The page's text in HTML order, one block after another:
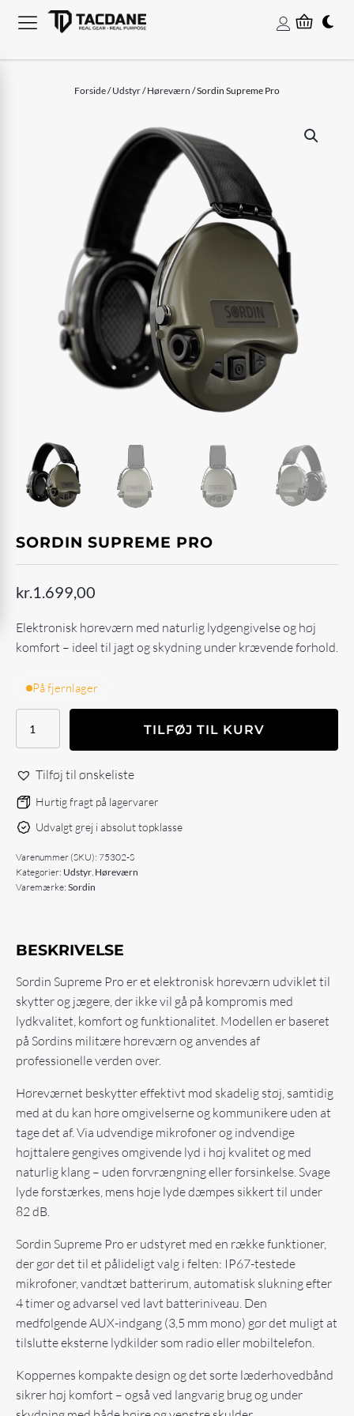
Forside/Udstyr/Høreværn / Sordin Supreme Pro
SORDIN SUPREME PRO
kr. 1.699,00
Elektronisk høreværn med naturlig lydgengivelse og høj
komfort – ideel til jagt og skydning under krævende forhold.
På fjernlager
Sordin
antal
TILFØJ TIL KURV
Tilføj til ønskeliste
Hurtig fragt på lagervarer
Udvalgt grej i absolut topklasse
Varenummer (SKU): 75302-S
Kategorier: Udstyr, Høreværn
Varemærke: Sordin
BESKRIVELSE
Sordin Supreme Pro er et elektronisk høreværn udviklet til
skytter og jægere, der ikke vil gå på kompromis med
lydkvalitet, komfort og funktionalitet. Modellen er baseret
på Sordins militære høreværn og anvendes af
professionelle verden over.
Høreværnet beskytter effektivt mod skadelig støj, samtidig
med at du kan høre omgivelserne og kommunikere uden at
tage det af. Via udvendige mikrofoner og indvendige
højttalere gengives omgivende lyd i høj kvalitet og med
naturlig klang – uden forvrængning eller forsinkelse. Svage
lyde forstærkes, mens høje lyde dæmpes sikkert til under
82 dB.
Sordin Supreme Pro er udstyret med en række funktioner,
der gør det til et pålideligt valg i felten: IP67-testede
mikrofoner, vandtæt batterirum, automatisk slukning efter
4 timer og advarsel ved lavt batteriniveau. Den
medfølgende AUX-indgang (3,5 mm mono) gør det muligt at
tilslutte eksterne lydkilder som radio eller mobiltelefon.
Koppernes kompakte design og det sorte læderhovedbånd
sikrer høj komfort – også ved langvarig brug og under